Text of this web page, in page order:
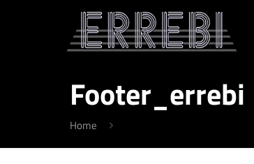
Footer_errebi
Home